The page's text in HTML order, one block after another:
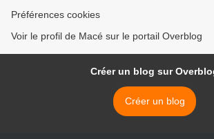
Préférences cookies
Voir le profil de Macé sur le portail Overblog
Créer un blog sur
Créer un blog